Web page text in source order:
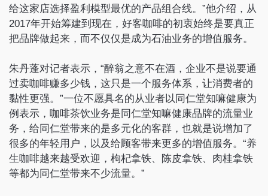
给这家店选择盈利模型最优的产品组合线。”他介绍，从
2017年开始筹建到现在，好客咖啡的初衷始终是要真正
把品牌做起来，而不仅仅是成为石油业务的增值服务。
朱丹蓬对记者表示，“醉翁之意不在酒，企业不是说要通
过卖咖啡赚多少钱，这只是一个服务体系，让消费者的
黏性更强。”一位不愿具名的从业者以同仁堂知嘛健康为
例表示，咖啡茶饮业务是同仁堂知嘛健康品牌的流量业
务，给同仁堂带来的是多元化的客群，也就是说增加了
很多的年轻用户，以及给顾客带来更多的增值服务。“养
生咖啡越来越受欢迎，枸杞拿铁、陈皮拿铁、肉桂拿铁
等都为同仁堂带来不少流量。”